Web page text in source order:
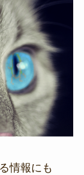
情報にも